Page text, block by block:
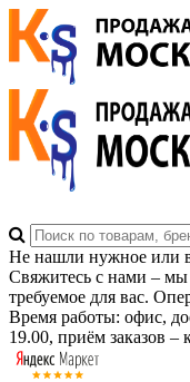
Не нашли нужное или
Свяжитесь с нами – мы
требуемое для вас.
Время работы: офис,
19.00, приём заказов –